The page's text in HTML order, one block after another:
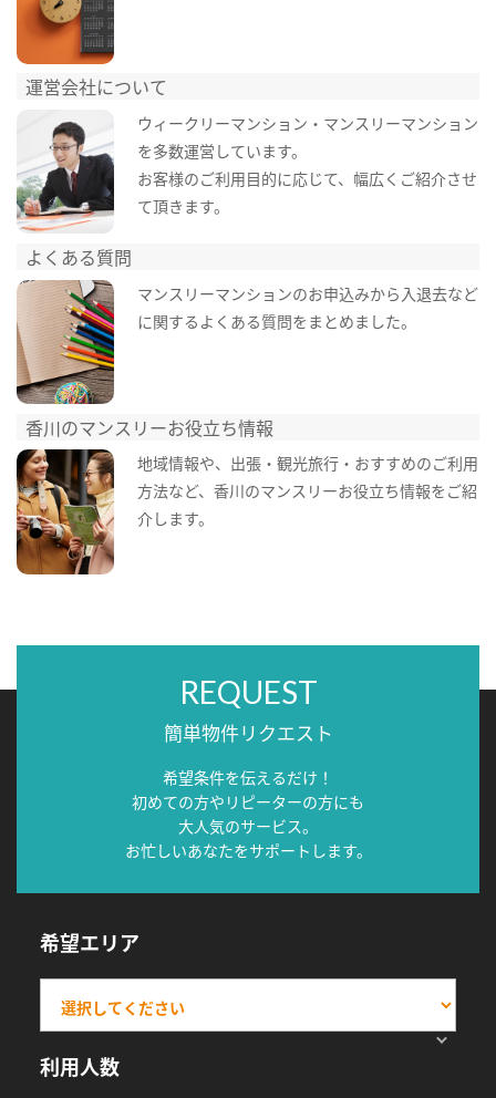
運営会社について
ウィークリーマンション・マンスリーマンション
を多数運営しています。
お客様のご利用目的に応じて、幅広くご紹介させ
て頂きます。
よくある質問
マンスリーマンションのお申込みから入退去など
に関するよくある質問をまとめました。
香川のマンスリーお役立ち情報
地域情報や、出張・観光旅行・おすすめのご利用
方法など、香川のマンスリーお役立ち情報をご紹
介します。
REQUEST
簡単物件リクエスト
希望条件を伝えるだけ！
初めての方やリピーターの方にも
大人気のサービス。
お忙しいあなたをサポートします。
希望エリア
利用人数